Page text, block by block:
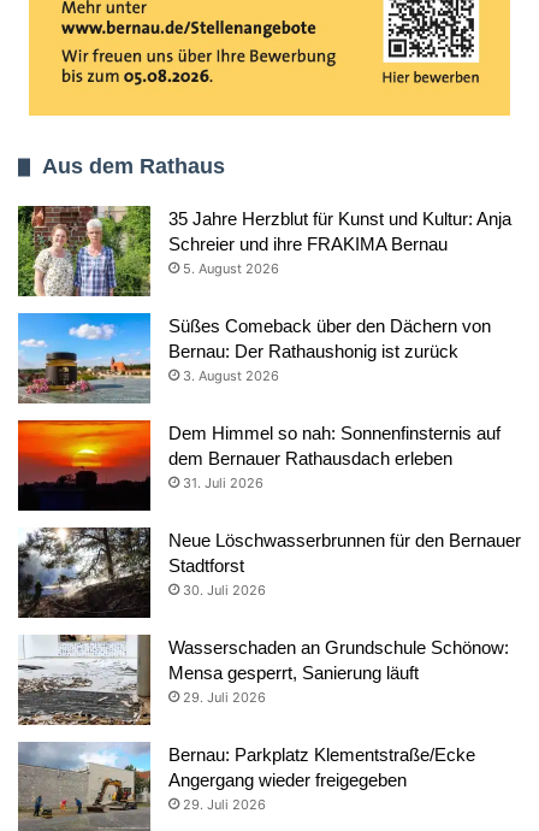
Aus dem Rathaus
35 Jahre Herzblut für Kunst und Kultur: Anja
Schreier und ihre FRAKIMA Bernau
5. August 2026
Süßes Comeback über den Dächern von
Bernau: Der Rathaushonig ist zurück
3. August 2026
Dem Himmel so nah: Sonnenfinsternis auf
dem Bernauer Rathausdach erleben
31. Juli 2026
Neue Löschwasserbrunnen für den Bernauer
Stadtforst
30. Juli 2026
Wasserschaden an Grundschule Schönow:
Mensa gesperrt, Sanierung läuft
29. Juli 2026
Bernau: Parkplatz Klementstraße/Ecke
Angergang wieder freigegeben
29. Juli 2026